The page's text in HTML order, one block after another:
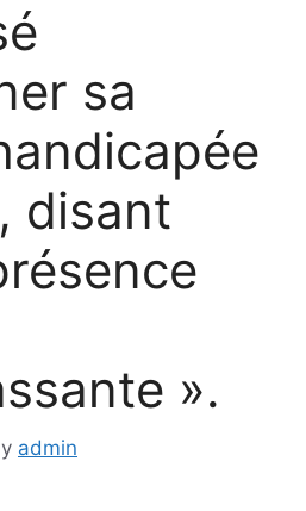
sa
disant
».
admin